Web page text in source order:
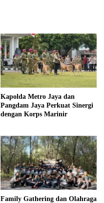
Kapolda Metro Jaya dan
Pangdam Jaya Perkuat Sinergi
dengan Korps Marinir
Family Gathering dan Olahraga